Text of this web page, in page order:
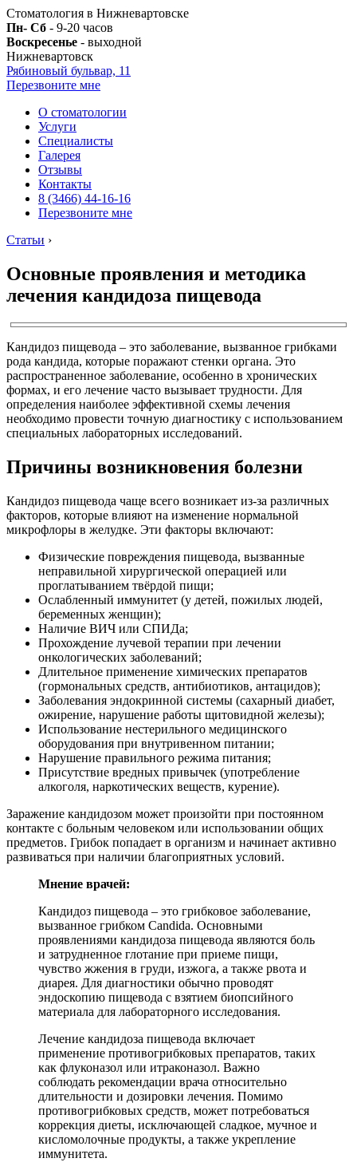
Стоматология в Нижневартовске
Пн- Сб - 9-20 часов
Воскресенье - выходной
Нижневартовск
Рябиновый бульвар, 11
Перезвоните мне
О стоматологии
Услуги
Специалисты
Галерея
Отзывы
Контакты
8 (3466) 44-16-16
Перезвоните мне
Статьи ›
Основные проявления и методика
лечения кандидоза пищевода
Кандидоз пищевода – это заболевание, вызванное грибками
рода кандида, которые поражают стенки органа. Это
распространенное заболевание, особенно в хронических
формах, и его лечение часто вызывает трудности. Для
определения наиболее эффективной схемы лечения
необходимо провести точную диагностику с использованием
специальных лабораторных исследований.
Причины возникновения болезни
Кандидоз пищевода чаще всего возникает из-за различных
факторов, которые влияют на изменение нормальной
микрофлоры в желудке. Эти факторы включают:
Физические повреждения пищевода, вызванные
неправильной хирургической операцией или
проглатыванием твёрдой пищи;
Ослабленный иммунитет (у детей, пожилых людей,
беременных женщин);
Наличие ВИЧ или СПИДа;
Прохождение лучевой терапии при лечении
онкологических заболеваний;
Длительное применение химических препаратов
(гормональных средств, антибиотиков, антацидов);
Заболевания эндокринной системы (сахарный диабет,
ожирение, нарушение работы щитовидной железы);
Использование нестерильного медицинского
оборудования при внутривенном питании;
Нарушение правильного режима питания;
Присутствие вредных привычек (употребление
алкоголя, наркотических веществ, курение).
Заражение кандидозом может произойти при постоянном
контакте с больным человеком или использовании общих
предметов. Грибок попадает в организм и начинает активно
развиваться при наличии благоприятных условий.
Мнение врачей:
Кандидоз пищевода – это грибковое заболевание,
вызванное грибком Candida. Основными
проявлениями кандидоза пищевода являются боль
и затрудненное глотание при приеме пищи,
чувство жжения в груди, изжога, а также рвота и
диарея. Для диагностики обычно проводят
эндоскопию пищевода с взятием биопсийного
материала для лабораторного исследования.
Лечение кандидоза пищевода включает
применение противогрибковых препаратов, таких
как флуконазол или итраконазол. Важно
соблюдать рекомендации врача относительно
длительности и дозировки лечения. Помимо
противогрибковых средств, может потребоваться
коррекция диеты, исключающей сладкое, мучное и
кисломолочные продукты, а также укрепление
иммунитета.